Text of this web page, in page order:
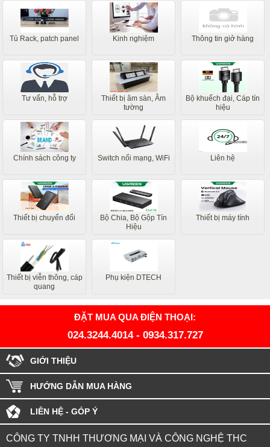
Tủ Rack, patch panel Kinh nghiệm Thông tin giở hàng
Tư vấn, hỗ trợ
Thiết bị âm sàn, Âm
tường
Bộ khuếch đại, Cáp tín
hiệu
Chính sách công ty Switch nối mạng, WiFi Liên hệ
Thiết bị chuyển đổi
Bộ Chia, Bộ Gộp Tín
Hiệu
Thiết bị máy tính
Thiết bị viễn thông, cáp
quang
Phụ kiện DTECH
ĐẶT MUA QUA ĐIỆN THOẠI:
024.3244.4014- 0934.317.727
GIỚI THIỆU
HƯỚNG DẪN MUA HÀNG
LIÊN HỆ - GÓP Ý
CÔNG TY TNHH THƯƠNG MẠI VÀ CÔNG NGHỆ THC